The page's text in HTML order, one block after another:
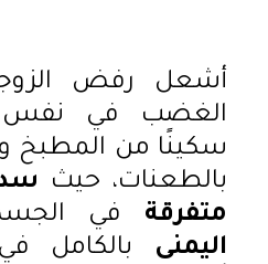
أشعل رفض
الغضب في نفس
سكينًا من المطبخ
بالطعنات، حيث
متفرقة في
اليمنى بالكامل